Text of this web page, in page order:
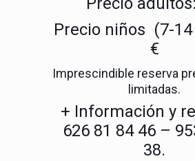
Precio niños (7-14
€
Imprescindible reserva
limitadas.
+ Información y
626 81 84 46 –
38.